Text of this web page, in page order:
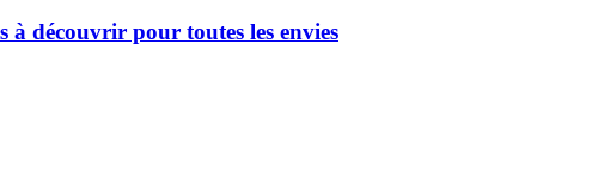
à découvrir pour toutes les envies